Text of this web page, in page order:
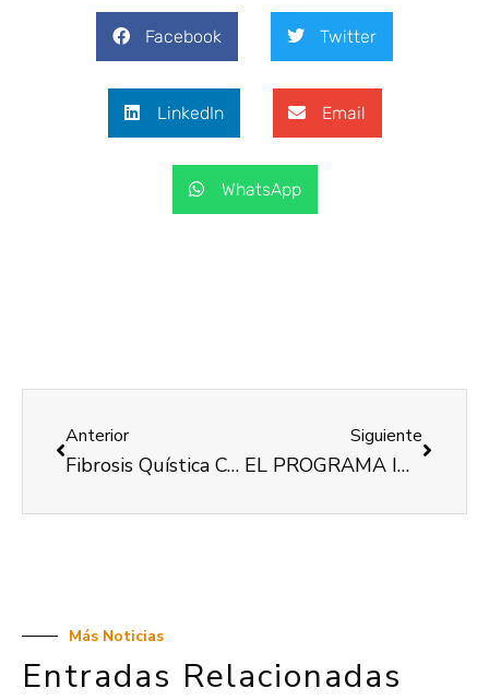
Facebook Twitter
LinkedIn Email
WhatsApp
Anterior
Fibrosis Quística Comunitat Valenciana rep la donació de la iniciativa Xapes Solidàries València
Siguiente
EL PROGRAMA INCORPORA TANCA L’EXERCICI DEL 2018, SUPERANT ELS OBJECTIUS PREVISTOS
Más Noticias
Entradas Relacionadas